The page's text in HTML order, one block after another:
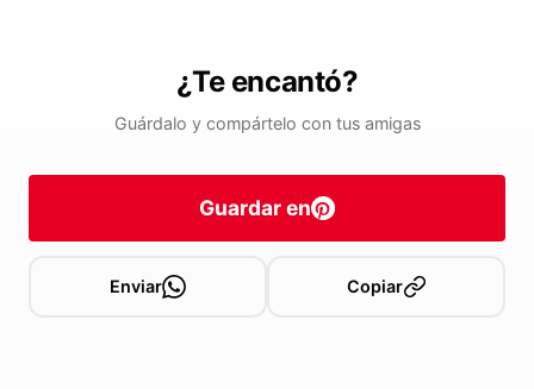
¿Te encantó?
Guárdalo y compártelo con tus amigas
Guardar en
Enviar Copiar